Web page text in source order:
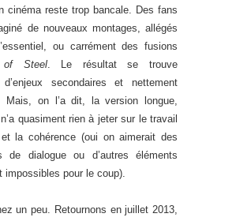
cinéma reste trop bancale. Des fans
de nouveaux montages, allégés
ou carrément des fusions
of Steel. Le résultat se trouve
d’enjeux secondaires et nettement
Mais, on l’a dit, la version longue,
quasiment rien à jeter sur le travail
et la cohérence (oui on aimerait des
de dialogue ou d’autres éléments
impossibles pour le coup).
un peu. Retournons en juillet 2013,